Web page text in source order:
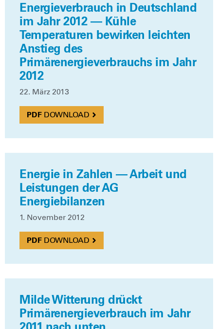
Energieverbrauch in Deutschland
im Jahr 2012 — Kühle
Temperaturen bewirken leichten
Anstieg des
Primärenergieverbrauchs im Jahr
2012
22. März 2013
DOWN­LOAD
Energie in Zahlen — Arbeit und
Leistungen der AG
Energiebilanzen
1. Novem­ber 2012
DOWN­LOAD
Milde Witterung drückt
Primärenergieverbrauch im Jahr